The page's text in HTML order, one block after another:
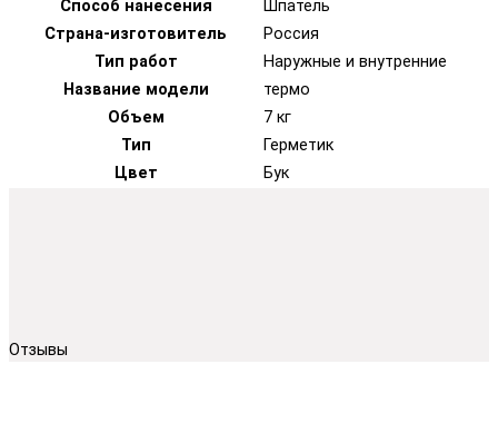
Способ нанесения
Шпатель
Страна-изготовитель
Россия
Тип работ
Наружные и внутренние
Название модели
термо
Объем
7 кг
Тип
Герметик
Цвет
Бук
Отзывы